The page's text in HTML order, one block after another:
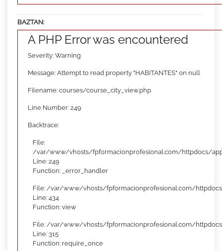
BAZTAN:
A PHP Error was encountered
Severity: Warning
Message: Attempt to read property "HABITANTES" on null
Filename: courses/course_city_view.php
Line Number: 249
Backtrace:
File:
/var/www/vhosts/fpformacionprofesional.com/httpdocs/
Line: 249
Function: _error_handler
File: /var/www/vhosts/fpformacionprofesional.com/
Line: 434
Function: view
File: /var/www/vhosts/fpformacionprofesional.com/
Line: 315
Function: require_once